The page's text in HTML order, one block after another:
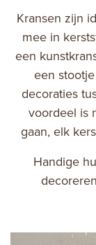
Kransen zijn
mee in
een
een
decoraties
voordeel is
gaan, elk
Handige